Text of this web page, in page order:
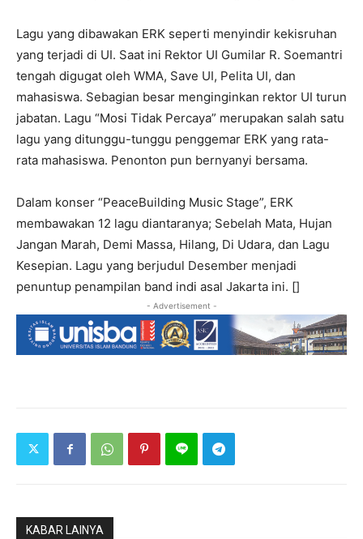
Lagu yang dibawakan ERK seperti menyindir kekisruhan
yang terjadi di UI. Saat ini Rektor UI Gumilar R. Soemantri
tengah digugat oleh WMA, Save UI, Pelita UI, dan
mahasiswa. Sebagian besar menginginkan rektor UI turun
jabatan. Lagu “Mosi Tidak Percaya” merupakan salah satu
lagu yang ditunggu-tunggu penggemar ERK yang rata-
rata mahasiswa. Penonton pun bernyanyi bersama.
Dalam konser “PeaceBuilding Music Stage”, ERK
membawakan 12 lagu diantaranya; Sebelah Mata, Hujan
Jangan Marah, Demi Massa, Hilang, Di Udara, dan Lagu
Kesepian. Lagu yang berjudul Desember menjadi
penuntup penampilan band indi asal Jakarta ini. []
- Advertisement -
KABAR LAINYA